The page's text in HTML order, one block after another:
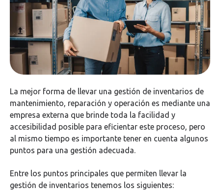
La mejor forma de llevar una gestión de inventarios de
mantenimiento, reparación y operación es mediante una
empresa externa que brinde toda la facilidad y
accesibilidad posible para eficientar este proceso, pero
al mismo tiempo es importante tener en cuenta algunos
puntos para una gestión adecuada.
Entre los puntos principales que permiten llevar la
gestión de inventarios tenemos los siguientes: